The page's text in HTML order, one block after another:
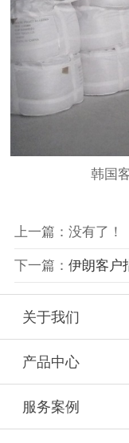
韩国
上一篇：没有了！
下一篇： 伊朗客户
关于我们
产品中心
服务案例